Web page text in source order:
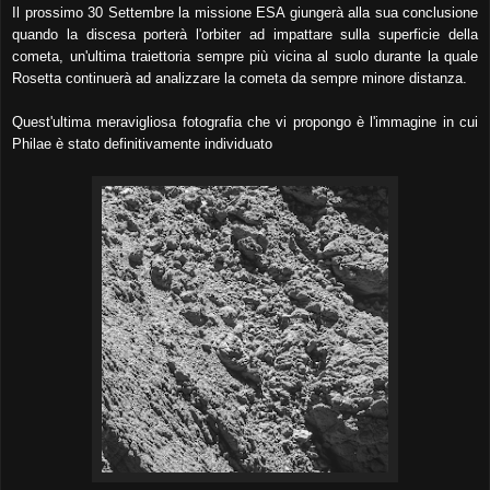
Il prossimo 30 Settembre la missione ESA giungerà alla sua conclusione
quando la discesa porterà l'orbiter ad impattare sulla superficie della
cometa, un'ultima traiettoria sempre più vicina al suolo durante la quale
Rosetta continuerà ad analizzare la cometa da sempre minore distanza.
Quest'ultima meravigliosa fotografia che vi propongo è l'immagine in cui
Philae è stato definitivamente individuato